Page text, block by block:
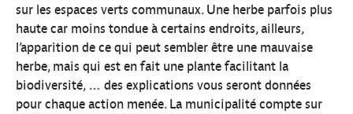
sur les espaces verts communaux. Une herbe parfois plus
haute car moins tondue à certains endroits, ailleurs,
l’apparition de ce qui peut sembler être une mauvaise
herbe, mais qui est en fait une plante facilitant la
biodiversité, … des explications vous seront données
pour chaque action menée. La municipalité compte sur